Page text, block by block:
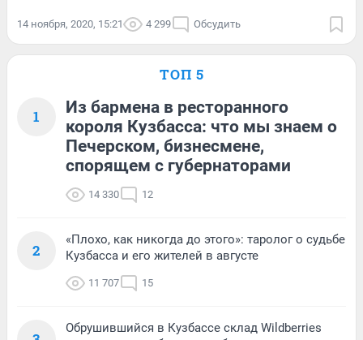
14 ноября, 2020, 15:21 4 299 Обсудить
ТОП 5
1
Из бармена в ресторанного
короля Кузбасса: что мы знаем о
Печерском, бизнесмене,
спорящем с губернаторами
14 330 12
2
«Плохо, как никогда до этого»: таролог о судьбе
Кузбасса и его жителей в августе
11 707 15
Обрушившийся в Кузбассе склад Wildberries